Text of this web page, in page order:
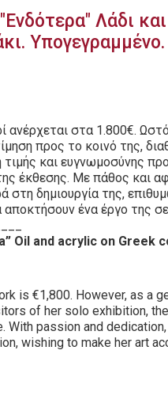
Λάδι
Υπογεγραμμένο.
ανέρχεται στα 1.800€.
προς το κοινό της,
τιμής και ευγνωμοσύνης
έκθεσης. Με πάθος και
στη δημιουργία της,
ένα έργο της
Oil and acrylic on Greek
is €1,800. However, as a
of her solo exhibition,
With passion and
wishing to make her art